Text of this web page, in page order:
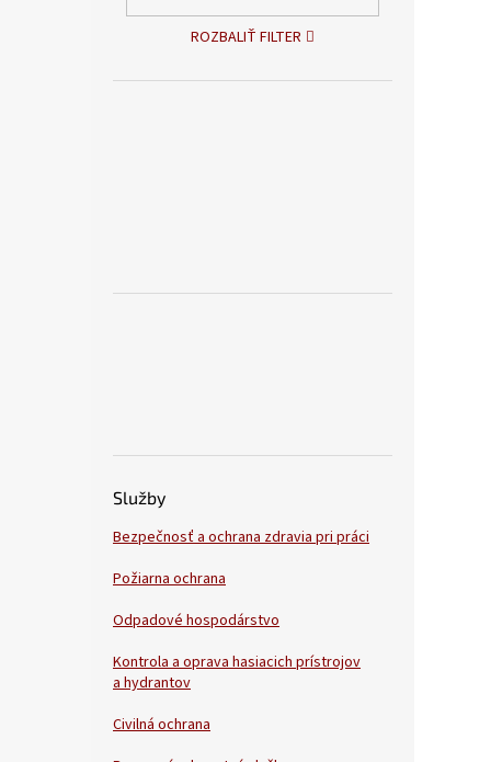
ROZBALIŤ FILTER
Služby
Bezpečnosť a ochrana zdravia pri práci
Požiarna ochrana
Odpadové hospodárstvo
Kontrola a oprava hasiacich prístrojov
a hydrantov
Civilná ochrana